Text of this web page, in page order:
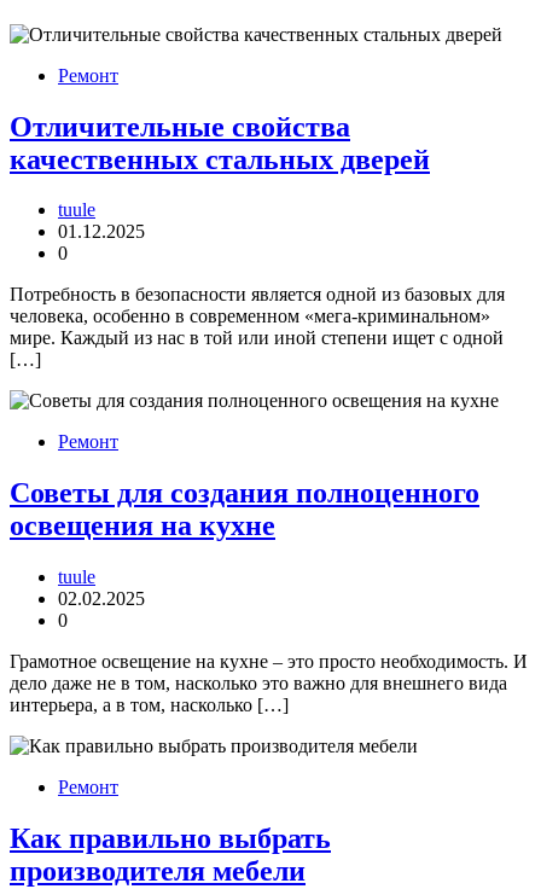
Ремонт
Отличительные свойства
качественных стальных дверей
tuule
01.12.2025
0
Потребность в безопасности является одной из базовых для
человека, особенно в современном «мега-криминальном»
мире. Каждый из нас в той или иной степени ищет с одной
[…]
Ремонт
Советы для создания полноценного
освещения на кухне
tuule
02.02.2025
0
Грамотное освещение на кухне – это просто необходимость. И
дело даже не в том, насколько это важно для внешнего вида
интерьера, а в том, насколько […]
Ремонт
Как правильно выбрать
производителя мебели